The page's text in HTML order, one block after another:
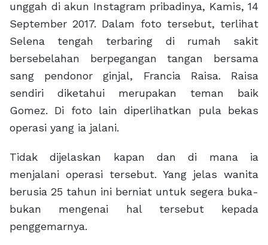
unggah di akun Instagram pribadinya, Kamis, 14
September 2017. Dalam foto tersebut, terlihat
Selena tengah terbaring di rumah sakit
bersebelahan berpegangan tangan bersama
sang pendonor ginjal, Francia Raisa. Raisa
sendiri diketahui merupakan teman baik
Gomez. Di foto lain diperlihatkan pula bekas
operasi yang ia jalani.
Tidak dijelaskan kapan dan di mana ia
menjalani operasi tersebut. Yang jelas wanita
berusia 25 tahun ini berniat untuk segera buka-
bukan mengenai hal tersebut kepada
penggemarnya.